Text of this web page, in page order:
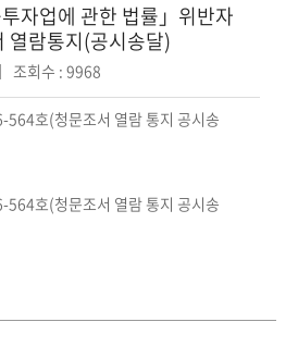
투자업에 관한 법률」위반자
열람통지(공시송달)
조회수 : 9968
호(청문조서 열람 통지 공시송
호(청문조서 열람 통지 공시송